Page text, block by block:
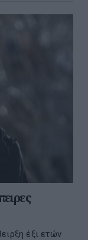
έξι ετών